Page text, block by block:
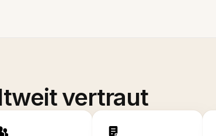
vertraut